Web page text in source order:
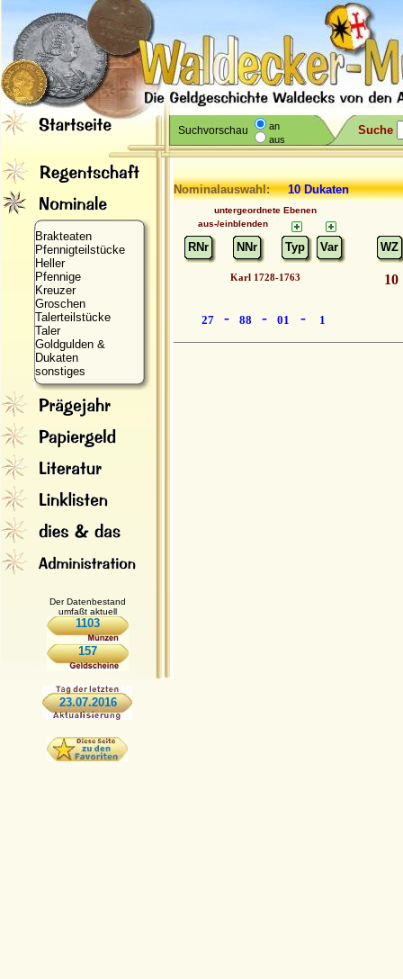
Suchvorschau
an
aus
Suche
Brakteaten
Pfennigteilstücke
Heller
Pfennige
Kreuzer
Groschen
Talerteilstücke
Taler
Goldgulden &
Dukaten
sonstiges
Der Datenbestand
umfaßt aktuell
1103
157
23.07.2016
Nominalauswahl:10 Dukaten
untergeordnete Ebenen
aus-/einblenden
RNr NNr Typ Var WZ
Karl 1728-1763
27 - 88 - 01 - 1
10